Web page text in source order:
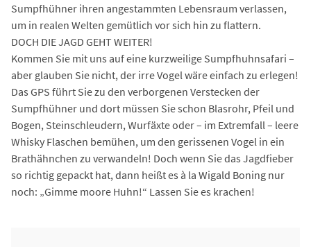
Sumpfhühner ihren angestammten Lebensraum verlassen,
um in realen Welten gemütlich vor sich hin zu flattern.
DOCH DIE JAGD GEHT WEITER!
Kommen Sie mit uns auf eine kurzweilige Sumpfhuhnsafari –
aber glauben Sie nicht, der irre Vogel wäre einfach zu erlegen!
Das GPS führt Sie zu den verborgenen Verstecken der
Sumpfhühner und dort müssen Sie schon Blasrohr, Pfeil und
Bogen, Steinschleudern, Wurfäxte oder – im Extremfall – leere
Whisky Flaschen bemühen, um den gerissenen Vogel in ein
Brathähnchen zu verwandeln! Doch wenn Sie das Jagdfieber
so richtig gepackt hat, dann heißt es à la Wigald Boning nur
noch: „Gimme moore Huhn!“ Lassen Sie es krachen!